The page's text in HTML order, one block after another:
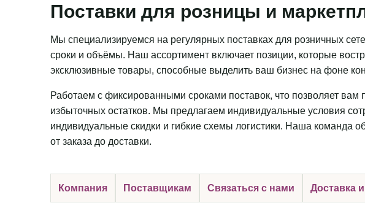
Поставки для розницы и
Мы специализируемся на регулярных поставках для розничных
сроки и объёмы. Наш ассортимент включает позиции, которые
эксклюзивные товары, способные выделить ваш бизнес на фоне
Работаем с фиксированными сроками поставок, что позволяет вам
избыточных остатков. Мы предлагаем индивидуальные условия
индивидуальные скидки и гибкие схемы логистики. Наша команда
от заказа до доставки.
Компания Поставщикам Связаться с нами Доставка